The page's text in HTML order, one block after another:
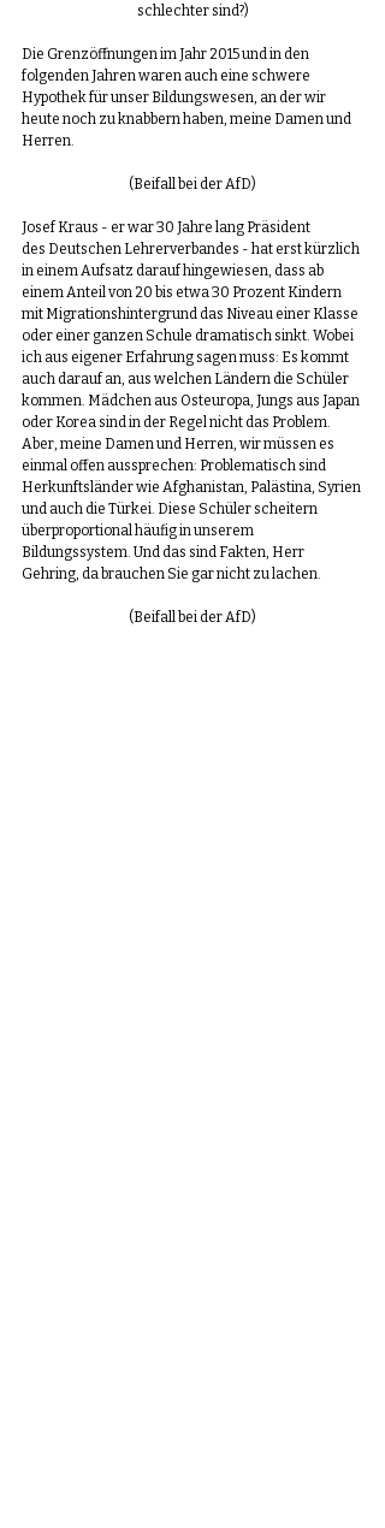
schlechter sind?)
Die Grenzöffnungen im Jahr 2015 und in den
folgenden Jahren waren auch eine schwere
Hypothek für unser Bildungswesen, an der wir
heute noch zu knabbern haben, meine Damen und
Herren.
(Beifall bei der AfD)
Josef Kraus - er war 30 Jahre lang Präsident
des Deutschen Lehrerverbandes - hat erst kürzlich
in einem Aufsatz darauf hingewiesen, dass ab
einem Anteil von 20 bis etwa 30 Prozent Kindern
mit Migrationshintergrund das Niveau einer Klasse
oder einer ganzen Schule dramatisch sinkt. Wobei
ich aus eigener Erfahrung sagen muss: Es kommt
auch darauf an, aus welchen Ländern die Schüler
kommen. Mädchen aus Osteuropa, Jungs aus Japan
oder Korea sind in der Regel nicht das Problem.
Aber, meine Damen und Herren, wir müssen es
einmal offen aussprechen: Problematisch sind
Herkunftsländer wie Afghanistan, Palästina, Syrien
und auch die Türkei. Diese Schüler scheitern
überproportional häufig in unserem
Bildungssystem. Und das sind Fakten, Herr
Gehring, da brauchen Sie gar nicht zu lachen.
(Beifall bei der AfD)